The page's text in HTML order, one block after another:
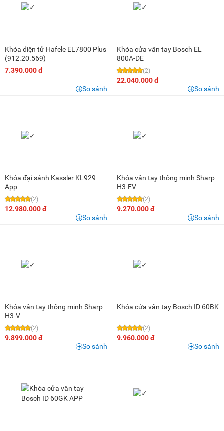
Khóa điện tử Hafele EL7800 Plus
(912.20.569)
7.390.000 đ
So sánh
Khóa cửa vân tay Bosch EL
800A-DE
(2)
22.040.000 đ
So sánh
Khóa đại sảnh Kassler KL929
App
(2)
12.980.000 đ
So sánh
Khóa vân tay thông minh Sharp
H3-FV
(2)
9.270.000 đ
So sánh
Khóa vân tay thông minh Sharp
H3-V
(2)
9.899.000 đ
So sánh
Khóa cửa vân tay Bosch ID 60BK
(2)
9.960.000 đ
So sánh